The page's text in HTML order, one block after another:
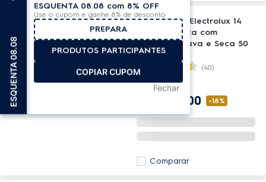
E
S
Q
U
E
N
T
A
0
8
.
0
8
ESQUENTA 08.08 com 8% OFF
Use o cupom e ganhe 8% de desconto
PREPARA
PRODUTOS PARTICIPANTES
COPIAR CUPOM
Fechar
Lava-Louça Electrolux 14
Serviços Preta com
Programa Lava e Seca 50
min (LP14E)
(40)
.539,00
00 -18%
Comparar